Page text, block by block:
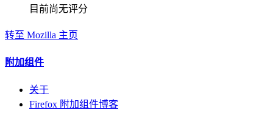
目前尚无评分
转至 Mozilla 主页
附加组件
关于
Firefox 附加组件博客